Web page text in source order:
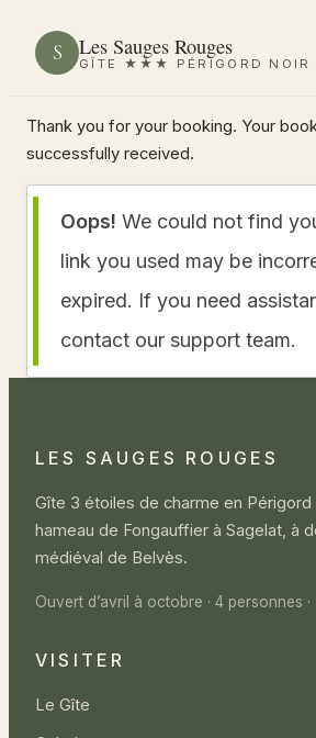
S Les Sauges Rouges
GÎTE ★★★ PÉRIGORD NOIR
Thank you for your booking. Your
successfully received.
Oops! We could not find
link you used may be
expired. If you need
contact our support team.
LES SAUGES ROUGES
Gîte 3 étoiles de charme en Périgord
hameau de Fongauffier à Sagelat, à
médiéval de Belvès.
Ouvert d’avril à octobre · 4 personnes ·
VISITER
Le Gîte